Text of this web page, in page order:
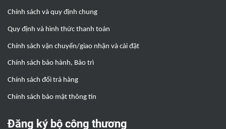
Chính sách và quy định chung
Quy định và hình thức thanh toán
Chính sách vận chuyển/giao nhận và cài đặt
Chính sách bảo hành, Bảo trì
Chính sách đổi trả hàng
Chính sách bảo mật thông tin
Đăng ký bộ công thương